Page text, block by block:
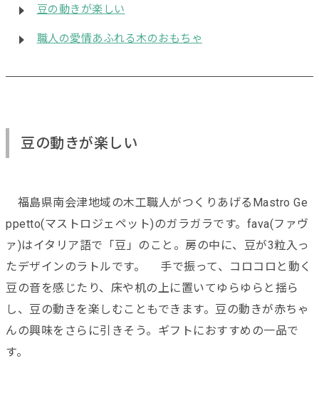
豆の動きが楽しい
職人の愛情あふれる木のおもちゃ
豆の動きが楽しい
福島県南会津地域の木工職人がつくりあげるMastro Ge
ppetto(マストロジェペット)のガラガラです。fava(ファヴ
ァ)はイタリア語で「豆」のこと。房の中に、豆が3粒入っ
たデザインのラトルです。 手で振って、コロコロと動く
豆の音を感じたり、床や机の上に置いてゆらゆらと揺ら
し、豆の動きを楽しむこともできます。豆の動きが赤ちゃ
んの興味をさらに引きそう。ギフトにおすすめの一品で
す。